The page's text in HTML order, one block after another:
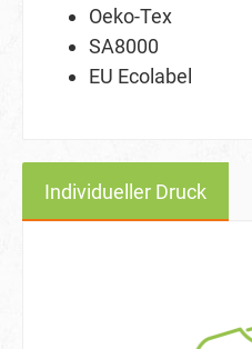
Oeko-Tex
SA8000
EU Ecolabel
Individueller Druck